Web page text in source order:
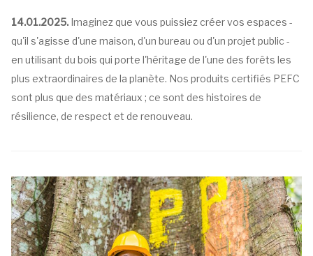
14.01.2025. Imaginez que vous puissiez créer vos espaces -
qu'il s'agisse d'une maison, d'un bureau ou d'un projet public -
en utilisant du bois qui porte l'héritage de l'une des forêts les
plus extraordinaires de la planète. Nos produits certifiés PEFC
sont plus que des matériaux ; ce sont des histoires de
résilience, de respect et de renouveau.